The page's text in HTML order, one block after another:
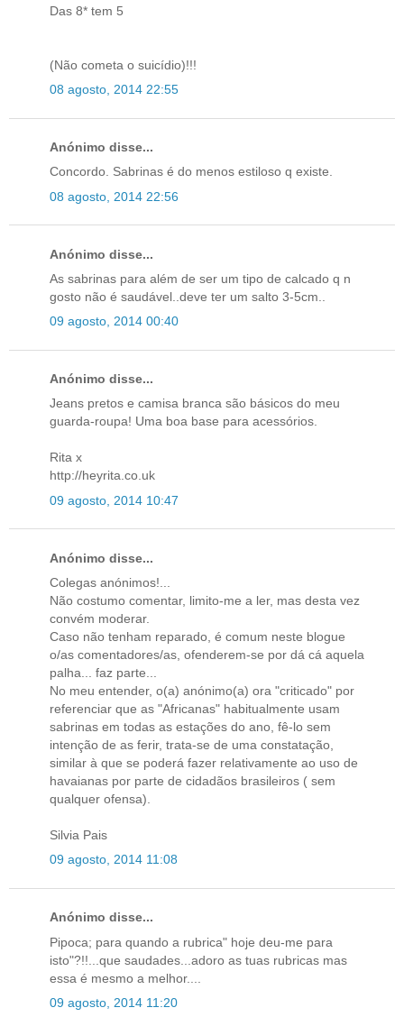
Das 8* tem 5
(Não cometa o suicídio)!!!
08 agosto, 2014 22:55
Anónimo disse...
Concordo. Sabrinas é do menos estiloso q existe.
08 agosto, 2014 22:56
Anónimo disse...
As sabrinas para além de ser um tipo de calcado q n
gosto não é saudável..deve ter um salto 3-5cm..
09 agosto, 2014 00:40
Anónimo disse...
Jeans pretos e camisa branca são básicos do meu
guarda-roupa! Uma boa base para acessórios.
Rita x
http://heyrita.co.uk
09 agosto, 2014 10:47
Anónimo disse...
Colegas anónimos!...
Não costumo comentar, limito-me a ler, mas desta vez
convém moderar.
Caso não tenham reparado, é comum neste blogue
o/as comentadores/as, ofenderem-se por dá cá aquela
palha... faz parte...
No meu entender, o(a) anónimo(a) ora "criticado" por
referenciar que as "Africanas" habitualmente usam
sabrinas em todas as estações do ano, fê-lo sem
intenção de as ferir, trata-se de uma constatação,
similar à que se poderá fazer relativamente ao uso de
havaianas por parte de cidadãos brasileiros ( sem
qualquer ofensa).
Silvia Pais
09 agosto, 2014 11:08
Anónimo disse...
Pipoca; para quando a rubrica" hoje deu-me para
isto"?!!...que saudades...adoro as tuas rubricas mas
essa é mesmo a melhor....
09 agosto, 2014 11:20